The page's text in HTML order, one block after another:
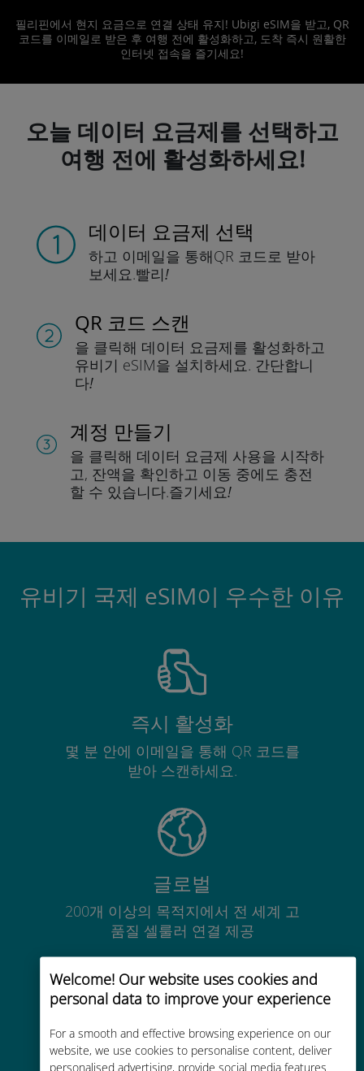
Welcome! Our website uses cookies and
personal data to improve your experience
For a smooth and effective browsing experience on our
website, we use cookies to personalise content, deliver
personalised advertising, provide social media features
필리핀에서 현지 요금으로 연결 상태 유지! Ubigi eSIM을 받고, QR
코드를 이메일로 받은 후 여행 전에 활성화하고, 도착 즉시 원활한
인터넷 접속을 즐기세요!
오늘 데이터 요금제를 선택하고
여행 전에 활성화하세요!
데이터 요금제 선택
하고 이메일을 통해QR 코드로 받아
보세요.빨리!
QR 코드 스캔
을 클릭해 데이터 요금제를 활성화하고
유비기 eSIM을 설치하세요. 간단합니
다!
계정 만들기
을 클릭해 데이터 요금제 사용을 시작하
고, 잔액을 확인하고 이동 중에도 충전
할 수 있습니다.즐기세요!
유비기 국제 eSIM이 우수한 이유
즉시 활성화
몇 분 안에 이메일을 통해 QR 코드를
받아 스캔하세요.
글로벌
200개 이상의 목적지에서 전 세계 고
품질 셀룰러 연결 제공
비용 효율적